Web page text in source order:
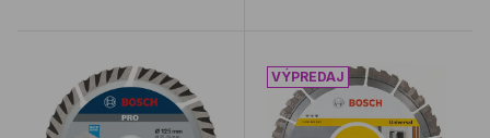
Rezný diamantový kotúč BOSCH PRO Multi Material
Diamant BOSCH